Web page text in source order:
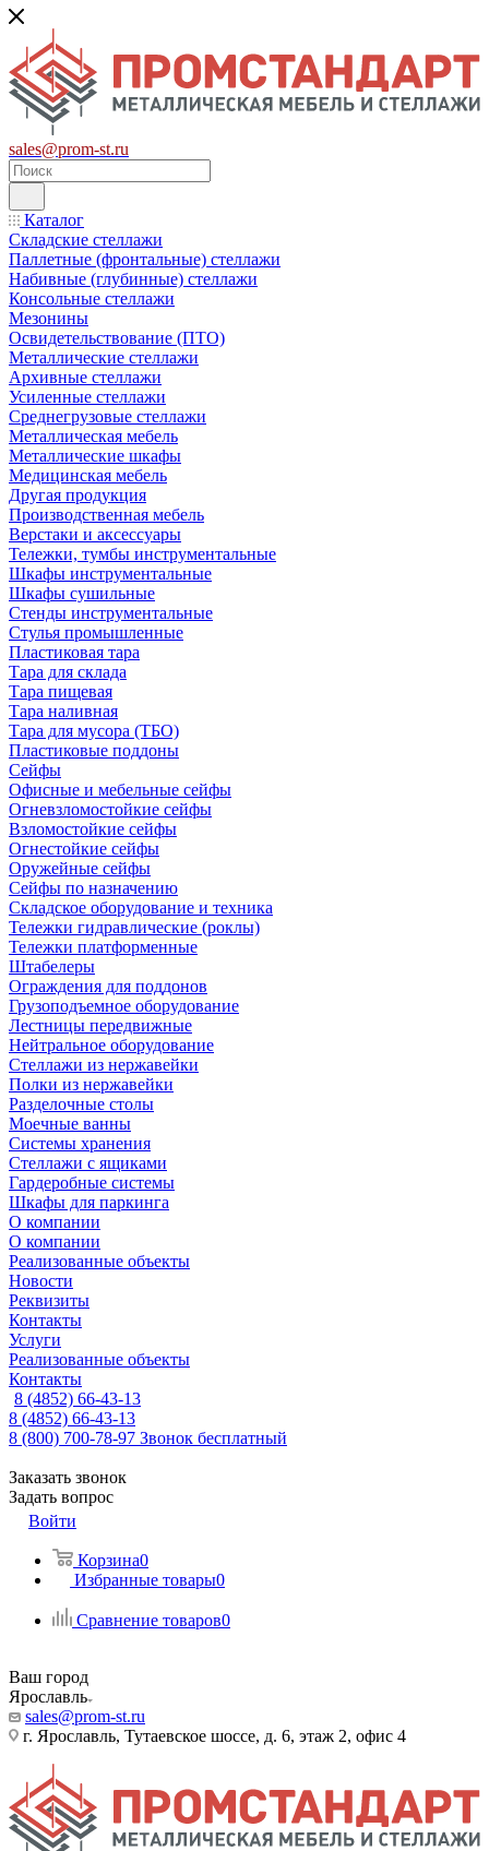
sales@prom-st.ru
Каталог
Складские стеллажи
Паллетные (фронтальные) стеллажи
Набивные (глубинные) стеллажи
Консольные стеллажи
Мезонины
Освидетельствование (ПТО)
Металлические стеллажи
Архивные стеллажи
Усиленные стеллажи
Среднегрузовые стеллажи
Металлическая мебель
Металлические шкафы
Медицинская мебель
Другая продукция
Производственная мебель
Верстаки и аксессуары
Тележки, тумбы инструментальные
Шкафы инструментальные
Шкафы сушильные
Стенды инструментальные
Cтулья промышленные
Пластиковая тара
Тара для склада
Тара пищевая
Тара наливная
Тара для мусора (ТБО)
Пластиковые поддоны
Сейфы
Офисные и мебельные сейфы
Огневзломостойкие сейфы
Взломостойкие сейфы
Огнестойкие сейфы
Оружейные сейфы
Сейфы по назначению
Складское оборудование и техника
Тележки гидравлические (роклы)
Тележки платформенные
Штабелеры
Ограждения для поддонов
Грузоподъемное оборудование
Лестницы передвижные
Нейтральное оборудование
Стеллажи из нержавейки
Полки из нержавейки
Разделочные столы
Моечные ванны
Системы хранения
Стеллажи с ящиками
Гардеробные системы
Шкафы для паркинга
О компании
О компании
Реализованные объекты
Новости
Реквизиты
Контакты
Услуги
Реализованные объекты
Контакты
8 (4852) 66-43-13
8 (4852) 66-43-13
8 (800) 700-78-97 Звонок бесплатный
Заказать звонок
Задать вопрос
Войти
Корзина0
Избранные товары0
Сравнение товаров0
Ваш город
Ярославль
sales@prom-st.ru
г. Ярославль, Тутаевское шоссе, д. 6, этаж 2, офис 4